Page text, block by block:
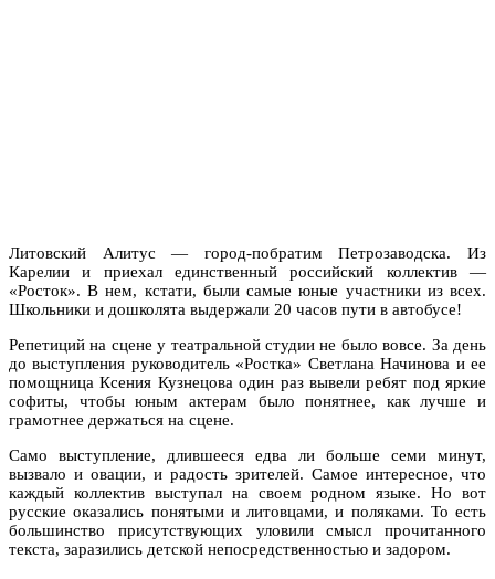
Литовский Алитус — город-побратим Петрозаводска. Из
Карелии и приехал единственный российский коллектив —
«Росток». В нем, кстати, были самые юные участники из всех.
Школьники и дошколята выдержали 20 часов пути в автобусе!
Репетиций на сцене у театральной студии не было вовсе. За день
до выступления руководитель «Ростка» Светлана Начинова и ее
помощница Ксения Кузнецова один раз вывели ребят под яркие
софиты, чтобы юным актерам было понятнее, как лучше и
грамотнее держаться на сцене.
Само выступление, длившееся едва ли больше семи минут,
вызвало и овации, и радость зрителей. Самое интересное, что
каждый коллектив выступал на своем родном языке. Но вот
русские оказались понятыми и литовцами, и поляками. То есть
большинство присутствующих уловили смысл прочитанного
текста, заразились детской непосредственностью и задором.